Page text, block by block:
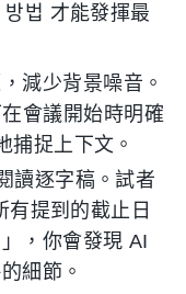
법 才能發揮最
減少背景噪音。
會議開始時明確
捕捉上下文。
讀逐字稿。試者
提到的截止日
，你會發現 AI
細節。